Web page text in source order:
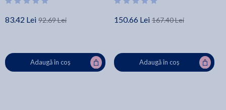
83.42 Lei 92.69 Lei
Adaugă în coș
150.66 Lei 167.40 Lei
Adaugă în coș